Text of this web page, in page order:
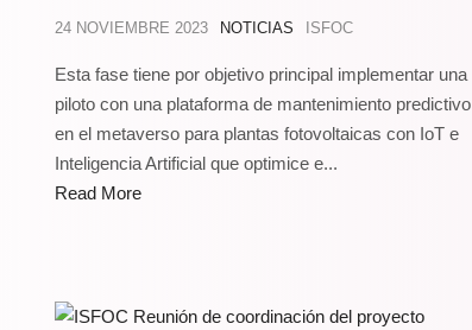
24 NOVIEMBRE 2023 NOTICIAS ISFOC
Esta fase tiene por objetivo principal implementar una
piloto con una plataforma de mantenimiento predictivo
en el metaverso para plantas fotovoltaicas con IoT e
Inteligencia Artificial que optimice e...
Read More